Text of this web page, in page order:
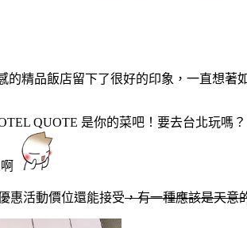
的精品飯店留下了很好的印象，一直想
QUOTE 是你的菜吧！要去台北玩嗎？
惠活動價位還能接受，有一種應該是天意